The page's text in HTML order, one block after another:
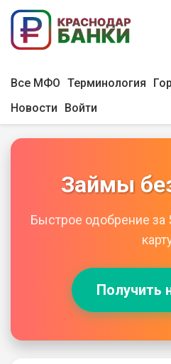
Все МФО Терминология
Новости
Войти
Займы
Быстрое одобрение за
Получить